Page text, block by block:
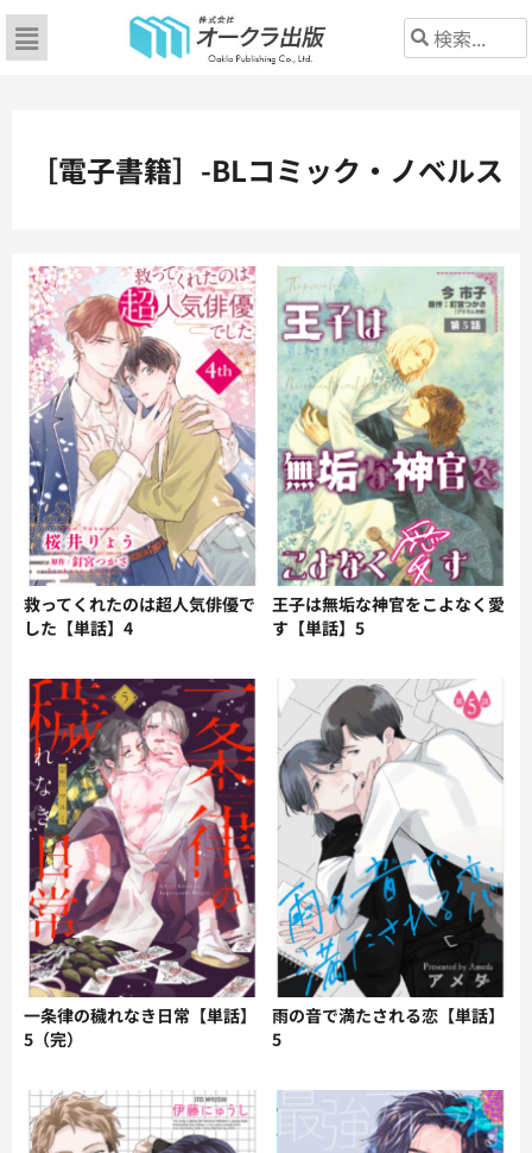
［電子書籍］-BLコミック・ノベルス
救ってくれたのは超人気俳優で
した【単話】4
王子は無垢な神官をこよなく愛
す【単話】5
一条律の穢れなき日常【単話】
5（完）
雨の音で満たされる恋【単話】
5